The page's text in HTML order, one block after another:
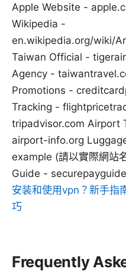
Apple Website -
Wikipedia -
en.wikipedia.org/wiki/
Taiwan Official -
Agency -
Promotions -
Tracking -
tripadvisor.com Airport
airport-info.org
example (請以實際網站
Guide -
安装和使用vpn？新手指
巧
Frequently